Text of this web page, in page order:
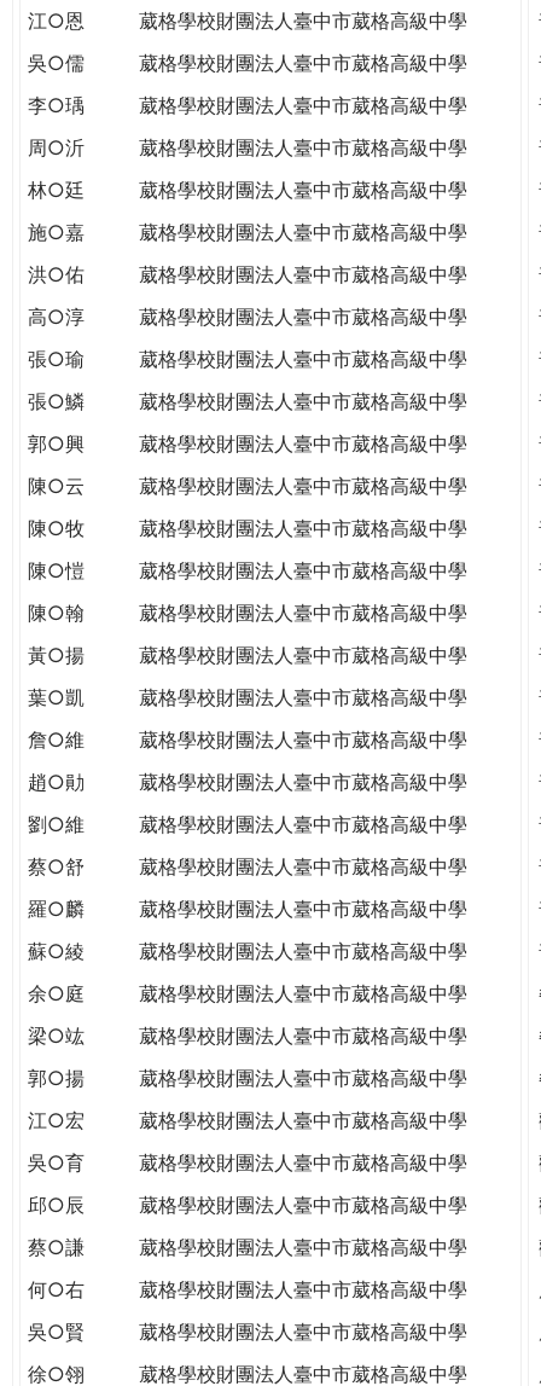
GLOBAL
CITIZENSHIP
江○恩
葳格學校財團法人臺中市葳格高級中學
吳○儒
葳格學校財團法人臺中市葳格高級中學
李○瑀
葳格學校財團法人臺中市葳格高級中學
周○沂
葳格學校財團法人臺中市葳格高級中學
林○廷
葳格學校財團法人臺中市葳格高級中學
施○嘉
葳格學校財團法人臺中市葳格高級中學
洪○佑
葳格學校財團法人臺中市葳格高級中學
高○淳
葳格學校財團法人臺中市葳格高級中學
張○瑜
葳格學校財團法人臺中市葳格高級中學
張○鱗
葳格學校財團法人臺中市葳格高級中學
郭○興
葳格學校財團法人臺中市葳格高級中學
陳○云
葳格學校財團法人臺中市葳格高級中學
陳○牧
葳格學校財團法人臺中市葳格高級中學
陳○愷
葳格學校財團法人臺中市葳格高級中學
陳○翰
葳格學校財團法人臺中市葳格高級中學
黃○揚
葳格學校財團法人臺中市葳格高級中學
葉○凱
葳格學校財團法人臺中市葳格高級中學
詹○維
葳格學校財團法人臺中市葳格高級中學
趙○勛
葳格學校財團法人臺中市葳格高級中學
劉○維
葳格學校財團法人臺中市葳格高級中學
蔡○舒
葳格學校財團法人臺中市葳格高級中學
羅○麟
葳格學校財團法人臺中市葳格高級中學
蘇○綾
葳格學校財團法人臺中市葳格高級中學
余○庭
葳格學校財團法人臺中市葳格高級中學
梁○竑
葳格學校財團法人臺中市葳格高級中學
郭○揚
葳格學校財團法人臺中市葳格高級中學
江○宏
葳格學校財團法人臺中市葳格高級中學
吳○育
葳格學校財團法人臺中市葳格高級中學
邱○辰
葳格學校財團法人臺中市葳格高級中學
蔡○謙
葳格學校財團法人臺中市葳格高級中學
何○右
葳格學校財團法人臺中市葳格高級中學
吳○賢
葳格學校財團法人臺中市葳格高級中學
徐○翎
葳格學校財團法人臺中市葳格高級中學